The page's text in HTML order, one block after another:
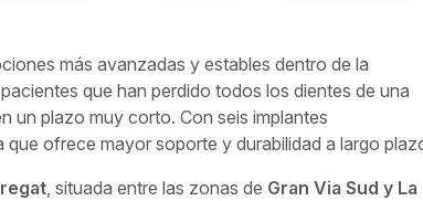
más avanzadas y estables dentro de la
que han perdido todos los dientes de una
un plazo muy corto. Con seis implantes
ofrece mayor soporte y durabilidad a largo
, situada entre las zonas de Gran Via Sud y La